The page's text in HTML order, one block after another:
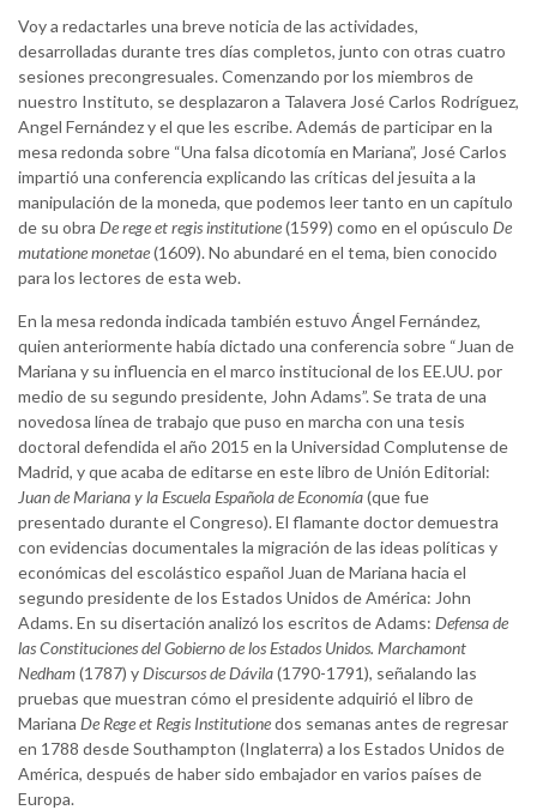
Voy a redactarles una breve noticia de las actividades,
desarrolladas durante tres días completos, junto con otras cuatro
sesiones precongresuales. Comenzando por los miembros de
nuestro Instituto, se desplazaron a Talavera José Carlos Rodríguez,
Angel Fernández y el que les escribe. Además de participar en la
mesa redonda sobre “Una falsa dicotomía en Mariana”, José Carlos
impartió una conferencia explicando las críticas del jesuita a la
manipulación de la moneda, que podemos leer tanto en un capítulo
de su obra De rege et regis institutione(1599) como en el opúsculo De
mutatione monetae(1609). No abundaré en el tema, bien conocido
para los lectores de esta web.
En la mesa redonda indicada también estuvo Ángel Fernández,
quien anteriormente había dictado una conferencia sobre “Juan de
Mariana y su influencia en el marco institucional de los EE.UU. por
medio de su segundo presidente, John Adams”. Se trata de una
novedosa línea de trabajo que puso en marcha con una tesis
doctoral defendida el año 2015 en la Universidad Complutense de
Madrid, y que acaba de editarse en este libro de Unión Editorial:
Juan de Mariana y la Escuela Española de Economía(que fue
presentado durante el Congreso). El flamante doctor demuestra
con evidencias documentales la migración de las ideas políticas y
económicas del escolástico español Juan de Mariana hacia el
segundo presidente de los Estados Unidos de América: John
Adams. En su disertación analizó los escritos de Adams: Defensa de
las Constituciones del Gobierno de los Estados Unidos. Marchamont
Nedham(1787) yDiscursos de Dávila(1790-1791), señalando las
pruebas que muestran cómo el presidente adquirió el libro de
Mariana De Rege et Regis Institutionedos semanas antes de regresar
en 1788 desde Southampton (Inglaterra) a los Estados Unidos de
América, después de haber sido embajador en varios países de
Europa.